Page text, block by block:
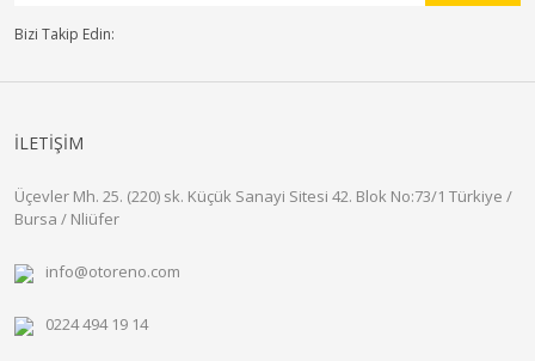
Bizi Takip Edin:
İLETİŞİM
Üçevler Mh. 25. (220) sk. Küçük Sanayi Sitesi 42. Blok No:73/1 Türkiye /
Bursa / Nliüfer
info@otoreno.com
0224 494 19 14